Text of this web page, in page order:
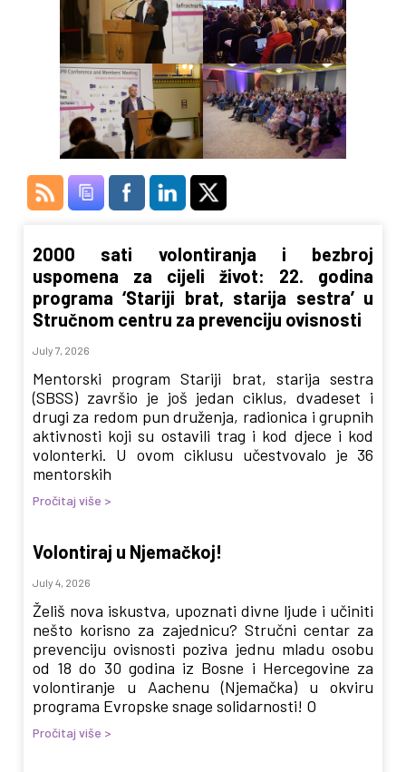
2000 sati volontiranja i bezbroj
uspomena za cijeli život: 22. godina
programa ‘Stariji brat, starija sestra’ u
Stručnom centru za prevenciju ovisnosti
July 7, 2026
Mentorski program Stariji brat, starija sestra
(SBSS) završio je još jedan ciklus, dvadeset i
drugi za redom pun druženja, radionica i grupnih
aktivnosti koji su ostavili trag i kod djece i kod
volonterki. U ovom ciklusu učestvovalo je 36
mentorskih
Pročitaj više >
Volontiraj u Njemačkoj!
July 4, 2026
Želiš nova iskustva, upoznati divne ljude i učiniti
nešto korisno za zajednicu? Stručni centar za
prevenciju ovisnosti poziva jednu mladu osobu
od 18 do 30 godina iz Bosne i Hercegovine za
volontiranje u Aachenu (Njemačka) u okviru
programa Evropske snage solidarnosti! O
Pročitaj više >